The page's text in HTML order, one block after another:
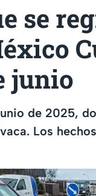
se
junio
de 2025,
Los